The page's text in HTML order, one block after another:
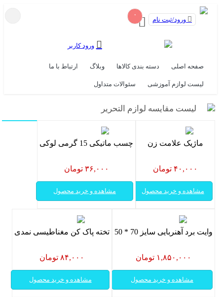
۰
ورود/ثبت نام
ورود کاربر
صفحه اصلی دسته بندی کالاها وبلاگ ارتباط با ما
لیست لوازم آموزشی سئوالات متداول
لیست مقایسه لوازم التحریر
ماژیک علامت زن
۴۰,۰۰۰ تومان
مشاهده و خرید محصول
چسب ماتیکی 15 گرمی لوکی
۳۶,۰۰۰ تومان
مشاهده و خرید محصول
وایت برد آهنربایی سایز 70 * 50
۱,۸۵۰,۰۰۰ تومان
مشاهده و خرید محصول
تخته پاک کن مغناطیسی نمدی
۸۴,۰۰۰ تومان
مشاهده و خرید محصول